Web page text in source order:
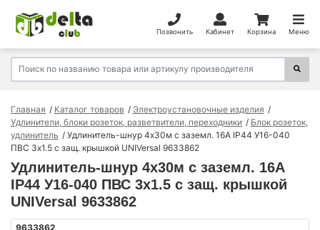
Позвонить Кабинет Корзина Меню
Главная Каталог товаров
Электроустановочные изделия
Удлинители, блоки розеток, разветвители, переходники
Блок розеток,
удлинитель
Удлинитель-шнур 4х30м с заземл. 16А IP44 У16-040
ПВС 3х1.5 с защ. крышкой UNIVersal 9633862
Удлинитель-шнур 4х30м с заземл. 16А
IP44 У16-040 ПВС 3х1.5 с защ. крышкой
UNIVersal 9633862
9633862